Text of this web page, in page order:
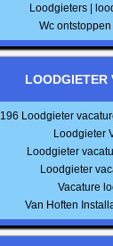
Loodgieters |
Wc
LOODGIETER
196 Loodgieter
Loodgieter
Loodgieter
Loodgieter
Vacature
Van Hoften